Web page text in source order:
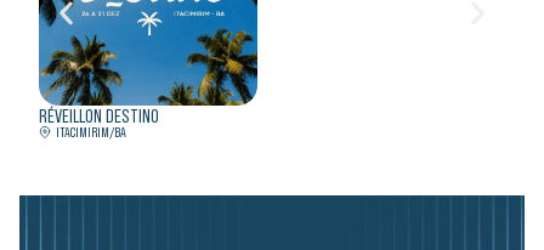
RÉVEILLON DESTINO
ITACIMIRIM/BA